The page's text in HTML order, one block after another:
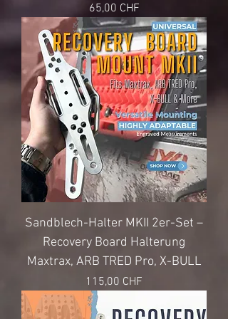
Preis
65,00 CHF
Sandblech-Halter MKII 2er-Set –
Recovery Board Halterung
Maxtrax, ARB TRED Pro, X-BULL
Preis
115,00 CHF